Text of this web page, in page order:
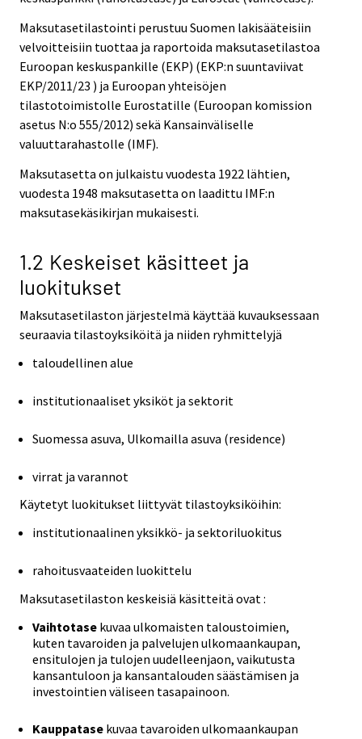
Maksutasetilastointi perustuu Suomen lakisääteisiin
velvoitteisiin tuottaa ja raportoida maksutasetilastoa
Euroopan keskuspankille (EKP) (EKP:n suuntaviivat
EKP/2011/23 ) ja Euroopan yhteisöjen
tilastotoimistolle Eurostatille (Euroopan komission
asetus N:o 555/2012) sekä Kansainväliselle
valuuttarahastolle (IMF).
Maksutasetta on julkaistu vuodesta 1922 lähtien,
vuodesta 1948 maksutasetta on laadittu IMF:n
maksutasekäsikirjan mukaisesti.
1.2 Keskeiset käsitteet ja
luokitukset
Maksutasetilaston järjestelmä käyttää kuvauksessaan
seuraavia tilastoyksiköitä ja niiden ryhmittelyjä
taloudellinen alue
institutionaaliset yksiköt ja sektorit
Suomessa asuva, Ulkomailla asuva (residence)
virrat ja varannot
Käytetyt luokitukset liittyvät tilastoyksiköihin:
institutionaalinen yksikkö- ja sektoriluokitus
rahoitusvaateiden luokittelu
Maksutasetilaston keskeisiä käsitteitä ovat :
Vaihtotase kuvaa ulkomaisten taloustoimien,
kuten tavaroiden ja palvelujen ulkomaankaupan,
ensitulojen ja tulojen uudelleenjaon, vaikutusta
kansantuloon ja kansantalouden säästämisen ja
investointien väliseen tasapainoon.
Kauppatase kuvaa tavaroiden ulkomaankaupan